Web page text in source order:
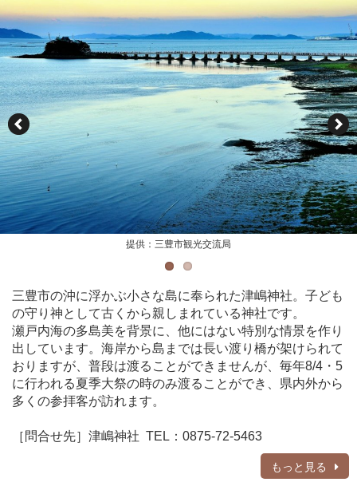
提供：三豊市観光交流局
提供：三豊市観光交流局
三豊市の沖に浮かぶ小さな島に奉られた津嶋神社。子ども
の守り神として古くから親しまれている神社です。
瀬戸内海の多島美を背景に、他にはない特別な情景を作り
出しています。海岸から島までは長い渡り橋が架けられて
おりますが、普段は渡ることができませんが、毎年8/4・5
に行われる夏季大祭の時のみ渡ることができ、県内外から
多くの参拝客が訪れます。
［問合せ先］津嶋神社 TEL：0875-72-5463
もっと見る